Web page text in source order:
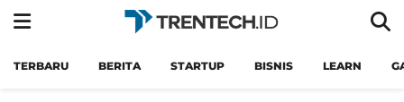
TERBARU BERITA STARTUP BISNIS LEARN